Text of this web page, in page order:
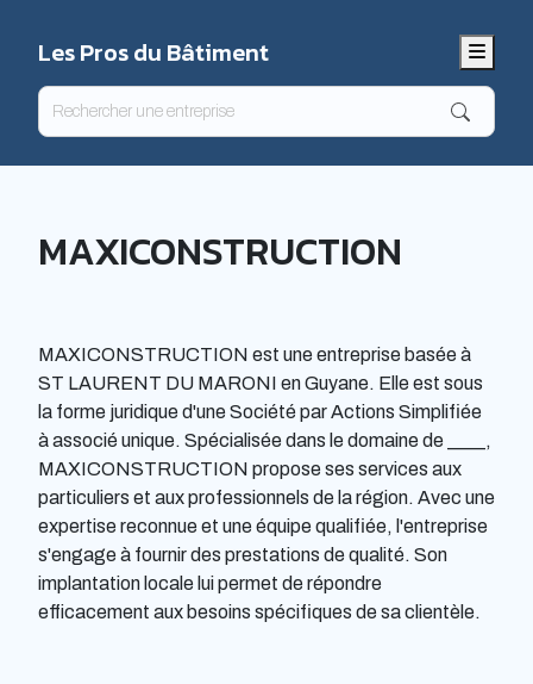
Les Pros du Bâtiment Menu
MAXICONSTRUCTION
MAXICONSTRUCTION est une entreprise basée à
ST LAURENT DU MARONI en Guyane. Elle est sous
la forme juridique d'une Société par Actions Simplifiée
à associé unique. Spécialisée dans le domaine de ____,
MAXICONSTRUCTION propose ses services aux
particuliers et aux professionnels de la région. Avec une
expertise reconnue et une équipe qualifiée, l'entreprise
s'engage à fournir des prestations de qualité. Son
implantation locale lui permet de répondre
efficacement aux besoins spécifiques de sa clientèle.